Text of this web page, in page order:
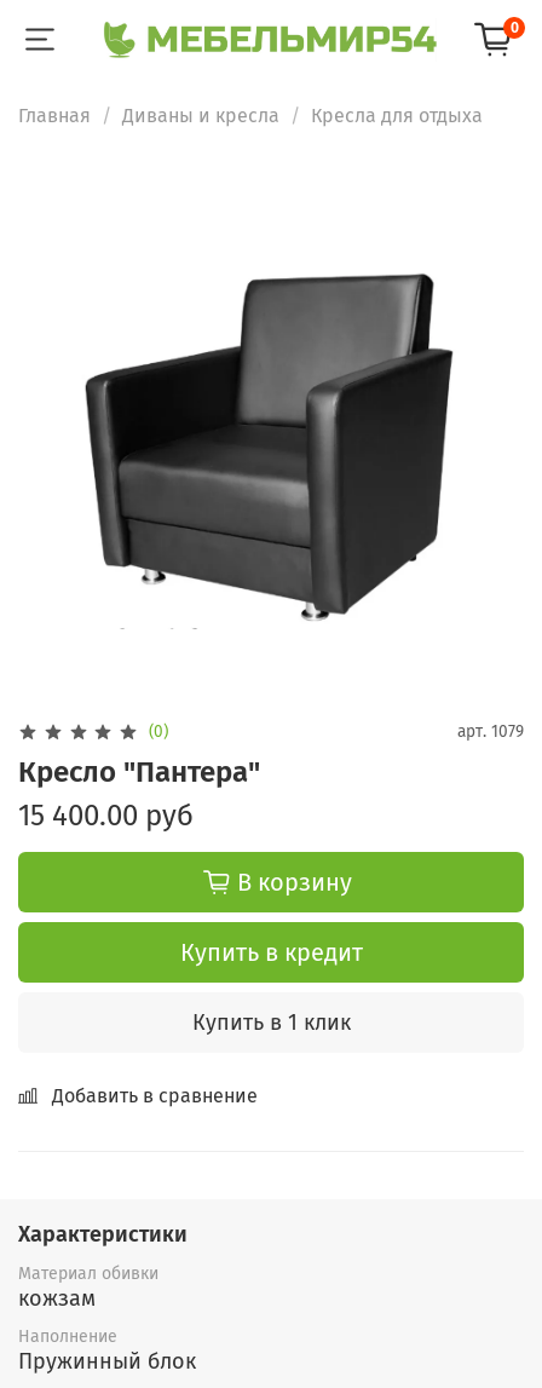
0
Главная Диваны и кресла Кресла для отдыха
(0) арт. 1079
Кресло "Пантера"
15 400.00 руб
В корзину
Купить в кредит
Купить в 1 клик
Добавить в сравнение
Характеристики
Материал обивки
кожзам
Наполнение
Пружинный блок